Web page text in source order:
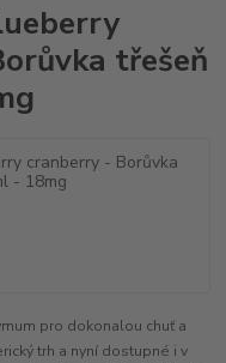
třešeň
pro dokonalou chuť a
trh a nyní dostupné i v